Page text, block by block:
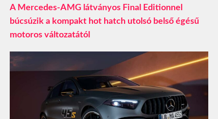
A Mercedes-AMG látványos Final Editionnel
búcsúzik a kompakt hot hatch utolsó belső égésű
motoros változatától